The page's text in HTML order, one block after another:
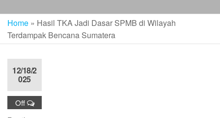
Home » Hasil TKA Jadi Dasar SPMB di Wilayah
Terdampak Bencana Sumatera
12/18/2
025
Off